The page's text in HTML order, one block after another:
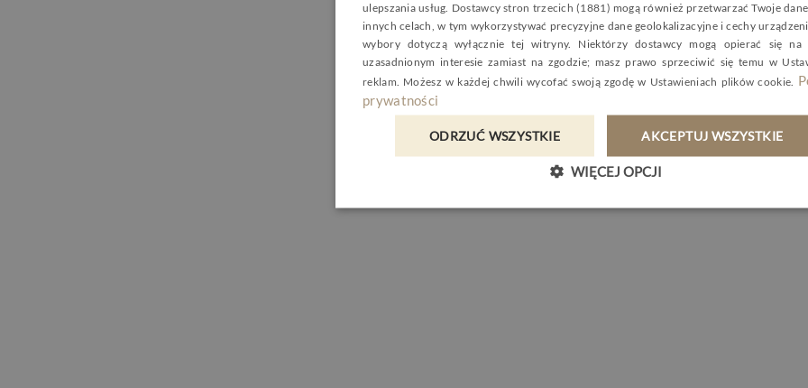
ulepszania usług. Dostawcy stron trzecich (1881) mogą również przetwarzać Twoje
innych celach, w tym wykorzystywać precyzyjne dane geolokalizacyjne i cechy
wybory dotyczą wyłącznie tej witryny. Niektórzy dostawcy mogą opierać się na
uzasadnionym interesie zamiast na zgodzie; masz prawo sprzeciwić się temu w
reklam . Możesz w każdej chwili wycofać swoją zgodę w Ustawieniach plików cookie
prywatności
AKCEPTUJ WSZYSTKIE
ODRZUĆ WSZYSTKIE
WIĘCEJ OPCJI